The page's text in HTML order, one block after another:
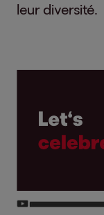
leur diversité.